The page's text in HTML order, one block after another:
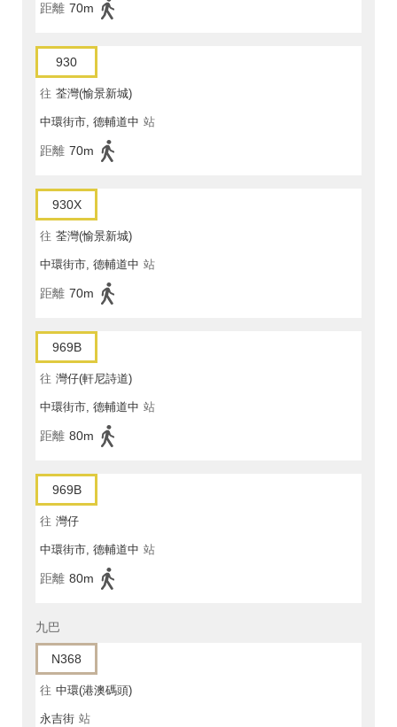
距離 70m
930
往 荃灣(愉景新城)
中環街市, 德輔道中 站
距離 70m
930X
往 荃灣(愉景新城)
中環街市, 德輔道中 站
距離 70m
969B
往 灣仔(軒尼詩道)
中環街市, 德輔道中 站
距離 80m
969B
往 灣仔
中環街市, 德輔道中 站
距離 80m
九巴
N368
往 中環(港澳碼頭)
永吉街 站